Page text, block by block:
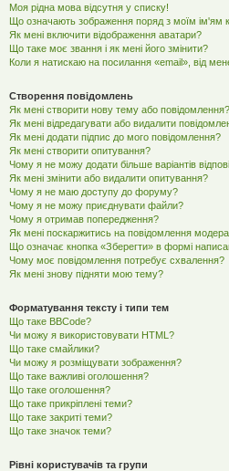
Моя рідна мова відсутня у списку!
Що означають зображення поряд з моїм ім'ям
Як мені включити відображення аватари?
Що таке моє звання і як мені його змінити?
Коли я натискаю на посилання «email», від
Створення повідомлень
Як мені створити нову тему або повідомлення?
Як мені відредагувати або видалити
Як мені додати підпис до мого повідомлення?
Як мені створити опитування?
Чому я не можу додати більше варіантів
Як мені змінити або видалити опитування?
Чому я не маю доступу до форуму?
Чому я не можу приєднувати файли?
Чому я отримав попередження?
Як мені поскаржитись на повідомлення
Що означає кнопка «Зберегти» в формі
Чому моє повідомлення потребує схвалення?
Як мені знову підняти мою тему?
Форматування тексту і типи тем
Що таке BBCode?
Чи можу я використовувати HTML?
Що таке смайлики?
Чи можу я розміщувати зображення?
Що таке важливі оголошення?
Що таке оголошення?
Що таке прикріплені теми?
Що таке закриті теми?
Що таке значок теми?
Рівні користувачів та групи